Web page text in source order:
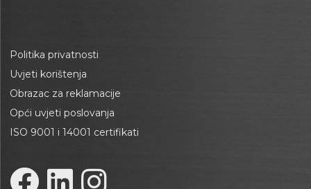
Politika privatnosti
Uvjeti korištenja
Obrazac za reklamacije
Opći uvjeti poslovanja
ISO 9001 i 14001 certifikati